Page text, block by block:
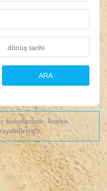
ARA
bulunamadı. Arama